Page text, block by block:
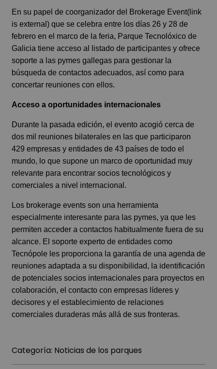
En su papel de coorganizador del Brokerage Event(link
is external) que se celebra entre los días 26 y 28 de
febrero en el marco de la feria, Parque Tecnolóxico de
Galicia tiene acceso al listado de participantes y ofrece
soporte a las pymes gallegas para gestionar la
búsqueda de contactos adecuados, así como para
concertar reuniones con ellos.
Acceso a oportunidades internacionales
Durante la pasada edición, el evento acogió cerca de
dos mil reuniones bilaterales en las que participaron
429 empresas y entidades de 43 países de todo el
mundo, lo que supone un marco de oportunidad muy
relevante para encontrar socios tecnológicos y
comerciales a nivel internacional.
Los brokerage events son una herramienta
especialmente interesante para las pymes, ya que les
permiten acceder a contactos habitualmente fuera de su
alcance. El soporte experto de entidades como
Tecnópole les proporciona la garantía de una agenda de
reuniones adaptada a su disponibilidad, la identificación
de potenciales socios internacionales para proyectos en
colaboración, el contacto con empresas líderes y
decisores y el establecimiento de relaciones
comerciales duraderas más allá de sus fronteras.
Categoría: Noticias de los parques